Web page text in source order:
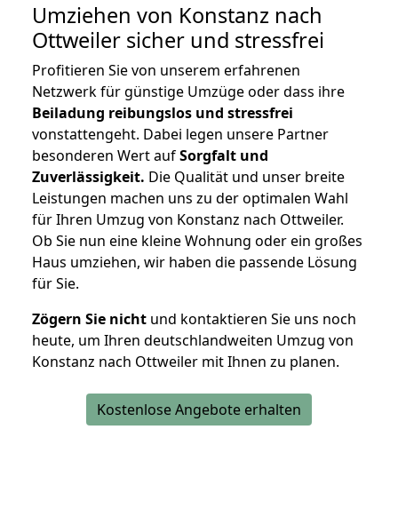
Umziehen von Konstanz nach
Ottweiler sicher und stressfrei
Profitieren Sie von unserem erfahrenen
Netzwerk für günstige Umzüge oder dass ihre
Beiladung reibungslos und stressfrei
vonstattengeht. Dabei legen unsere Partner
besonderen Wert aufSorgfalt und
Zuverlässigkeit. Die Qualität und unser breite
Leistungen machen uns zu der optimalen Wahl
für Ihren Umzug von Konstanz nach Ottweiler.
Ob Sie nun eine kleine Wohnung oder ein großes
Haus umziehen, wir haben die passende Lösung
für Sie.
Zögern Sie nicht und kontaktieren Sie uns noch
heute, um Ihren deutschlandweiten Umzug von
Konstanz nach Ottweiler mit Ihnen zu planen.
Kostenlose Angebote erhalten